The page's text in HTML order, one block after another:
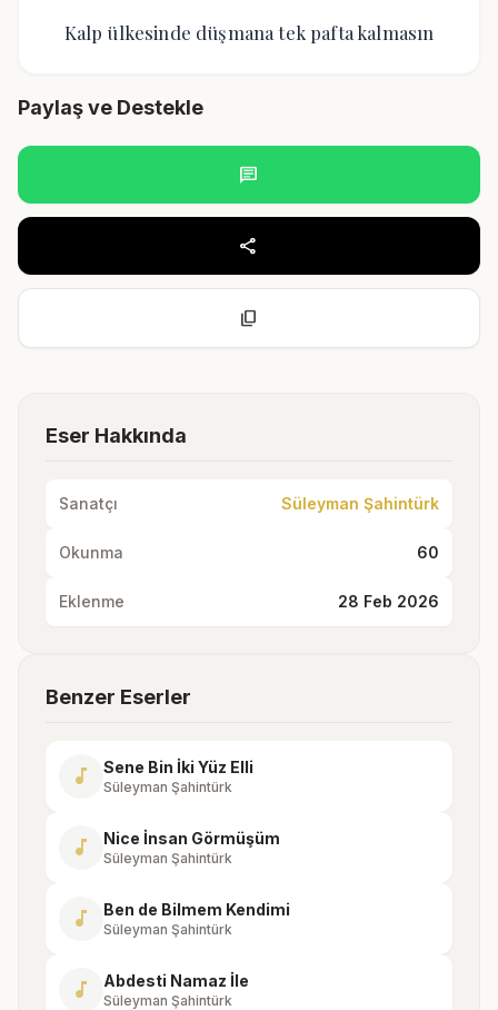
Kalp ülkesinde düşmana tek pafta kalmasın
Paylaş ve Destekle
chat
share
content_copy
Eser Hakkında
Sanatçı Süleyman Şahintürk
Okunma 60
Eklenme 28 Feb 2026
Benzer Eserler
music_note Sene Bin İki Yüz Elli
Süleyman Şahintürk
music_note Nice İnsan Görmüşüm
Süleyman Şahintürk
music_note Ben de Bilmem Kendimi
Süleyman Şahintürk
music_note Abdesti Namaz İle
Süleyman Şahintürk